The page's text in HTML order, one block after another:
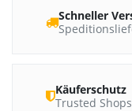
Schneller
Käuferschutz
Trusted Shops